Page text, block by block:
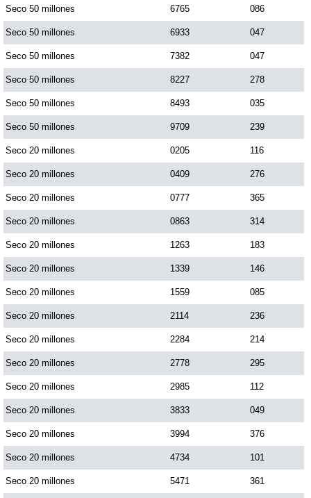
Super Chontico Noche
Seco 50 millones 6765 086
Seco 50 millones 6933 047
Seco 50 millones 7382 047
Seco 50 millones 8227 278
Seco 50 millones 8493 035
Seco 50 millones 9709 239
Seco 20 millones 0205 116
Seco 20 millones 0409 276
Seco 20 millones 0777 365
Seco 20 millones 0863 314
Seco 20 millones 1263 183
Seco 20 millones 1339 146
Seco 20 millones 1559 085
Seco 20 millones 2114 236
Seco 20 millones 2284 214
Seco 20 millones 2778 295
Seco 20 millones 2985 112
Seco 20 millones 3833 049
Seco 20 millones 3994 376
Seco 20 millones 4734 101
Seco 20 millones 5471 361